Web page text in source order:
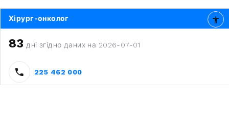
Хірург-онколог
83 дні згідно даних на 2026-07-01
225 462 000